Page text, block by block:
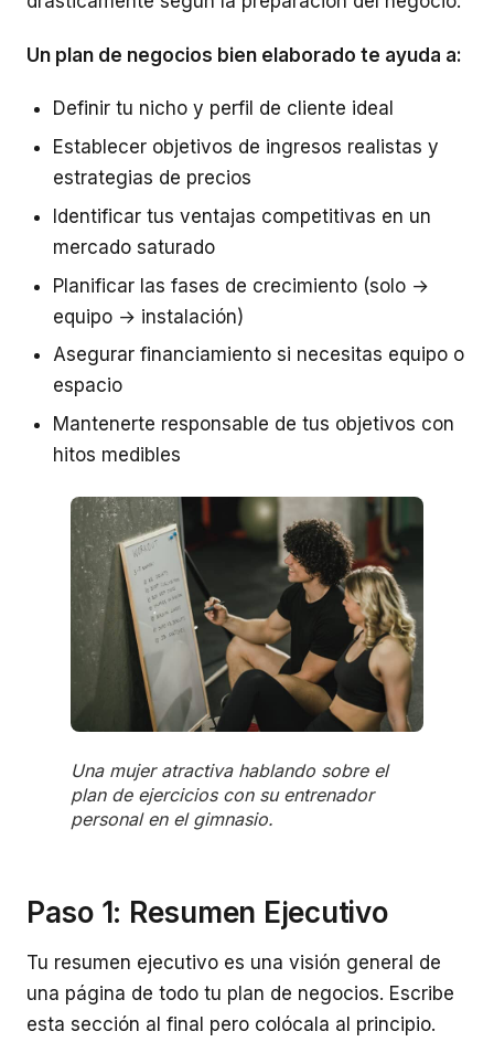
Un plan de negocios bien elaborado te ayuda a:
Definir tu nicho y perfil de cliente ideal
Establecer objetivos de ingresos realistas y
estrategias de precios
Identificar tus ventajas competitivas en un
mercado saturado
Planificar las fases de crecimiento (solo →
equipo → instalación)
Asegurar financiamiento si necesitas equipo o
espacio
Mantenerte responsable de tus objetivos con
hitos medibles
Una mujer atractiva hablando sobre el
plan de ejercicios con su entrenador
personal en el gimnasio.
Paso 1: Resumen Ejecutivo
Tu resumen ejecutivo es una visión general de
una página de todo tu plan de negocios. Escribe
esta sección al final pero colócala al principio.